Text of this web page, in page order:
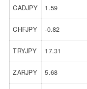
CADJPY 1.59
CHFJPY -0.82
TRYJPY 17.31
ZARJPY 5.68